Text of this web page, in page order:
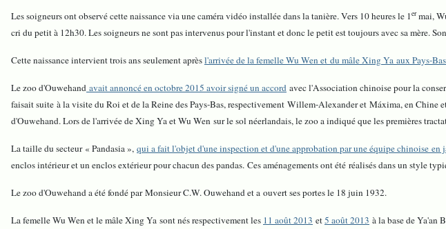
Les soigneurs ont observé cette naissance via une caméra vidéo installée dans la tanière. Vers 10 heures le 1ermai,
cri du petit à 12h30. Les soigneurs ne sont pas intervenus pour l'instant et donc le petit est toujours avec sa mère.
Cette naissance intervient trois ans seulement aprèsl'arrivée de lafemelle Wu Wen et du mâle Xing Ya aux Pays-
Le zoo d'Ouwehand avait annoncé en octobre 2015 avoir signé un accord avec l'Association chinoise pour la
faisait suite à la visite du Roi et de la Reine des Pays-Bas, respectivement Willem-Alexander et Máxima, en
d'Ouwehand. Lors de l'arrivée de Xing Ya et Wu Wen sur le sol néerlandais, le zoo a indiqué que les premières
La taille du secteur « Pandasia », qui a fait l'objet d'une inspection et d'une approbation par une équipe chinoise en
enclos intérieur et un enclos extérieur pour chacun des pandas. Ces aménagements ont été réalisés dans un style
Le zoo d'Ouwehand a été fondé par Monsieur C.W. Ouwehand et a ouvert ses portes le 18 juin 1932.
La femelle Wu Wen et le mâle Xing Ya sont nés respectivement les 11 août 2013 et5 août 2013 à la base de Ya'an